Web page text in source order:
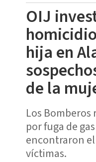
OIJ
hija en
de la
Los
por fuga de
encontraron
víctimas.